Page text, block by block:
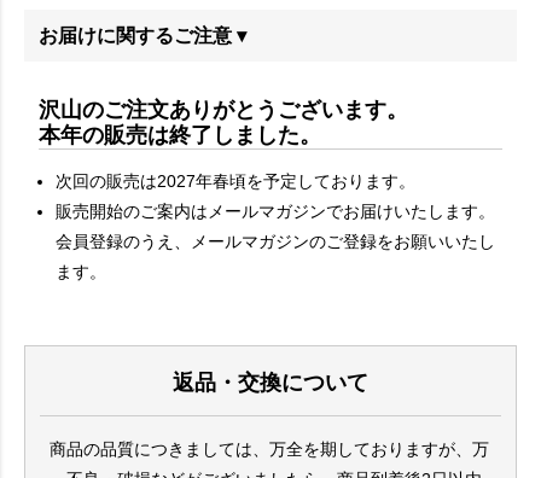
お届けに関するご注意 ▾
沢山のご注文ありがとうございます。
本年の販売は終了しました。
次回の販売は2027年春頃を予定しております。
販売開始のご案内はメールマガジンでお届けいたします。
会員登録のうえ、メールマガジンのご登録をお願いいたし
ます。
返品・交換について
商品の品質につきましては、万全を期しておりますが、万